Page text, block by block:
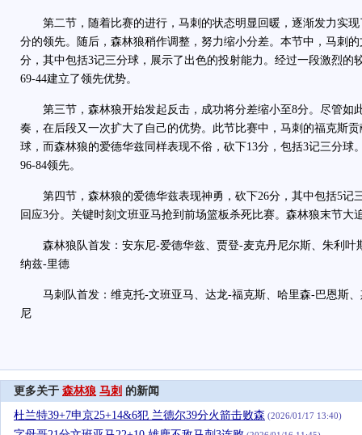
第二节，随着比赛的进行，马刺的状态明显回暖，逐渐发力实现
分的领先。随后，森林狼稍作调整，努力缩小分差。本节中，马刺
分，其中包括3记三分球，展示了出色的投射能力。经过一段激烈的
69-44建立了领先优势。
第三节，森林狼开始发起反击，成功将分差缩小至8分。尽管如
奏，在后段又一次扩大了自己的优势。此节比赛中，马刺的福克斯
球，而森林狼的爱德华兹同样表现不俗，砍下13分，包括3记三分球
96-84领先。
第四节，森林狼的爱德华兹表现神勇，砍下26分，其中包括5记
回应3分。关键时刻文班亚马抢到前场篮板杀死比赛。森林狼末节大
森林狼队首发：安东尼-爱德华兹、贾登-麦克丹尼尔斯、朱利叶
纳兹-里德
马刺队首发：维克托-文班亚马、达龙-福克斯、哈里森-巴恩斯、
尼
更多关于 森林狼 马刺 的新闻
杜兰特39+7申京25+14&6犯 兰德尔39分火箭击败森 (2026/01/17 13:40)